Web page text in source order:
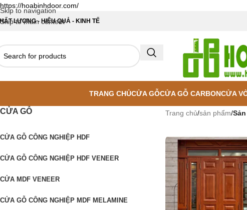
https://hoabinhdoor.com/
Skip to navigation
Skip to main content
LƯỢNG - HIỆU QUẢ - KINH TẾ
TRANG CHỦCỬA GỖCỬA GỖ CARBONCỬA
CỬA GỖ
CỬA GỖ CÔNG NGHIỆP HDF
CỬA GỖ CÔNG NGHIỆP HDF VENEER
CỬA MDF VENEER
CỬA GỖ CÔNG NGHIỆP MDF MELAMINE
Trang chủ/sản phẩm/